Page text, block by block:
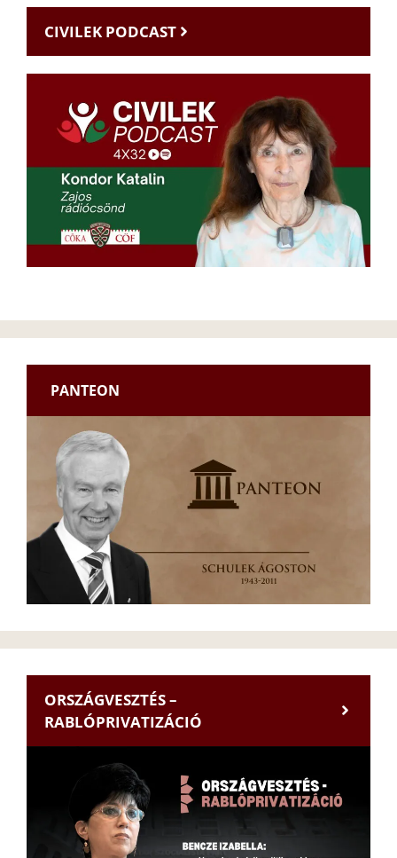
CIVILEK PODCAST
PANTEON
ORSZÁGVESZTÉS –
RABLÓPRIVATIZÁCIÓ